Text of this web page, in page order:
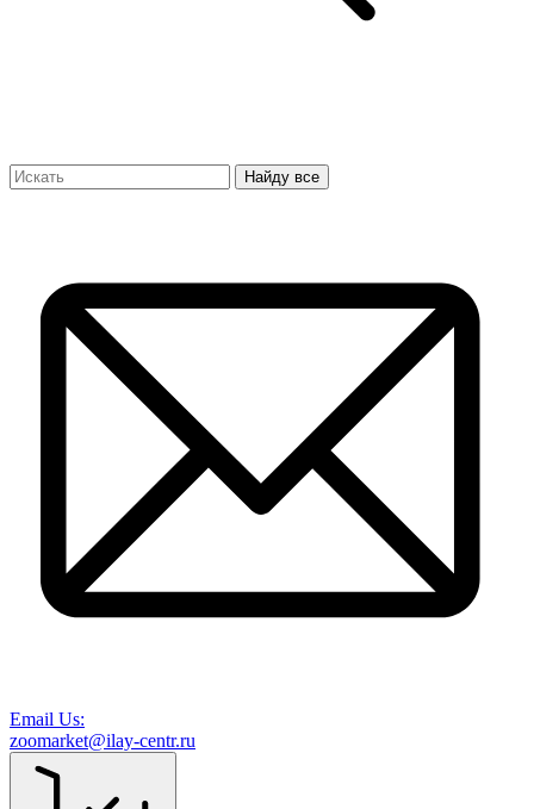
Найду все
Email Us:
zoomarket@ilay-centr.ru